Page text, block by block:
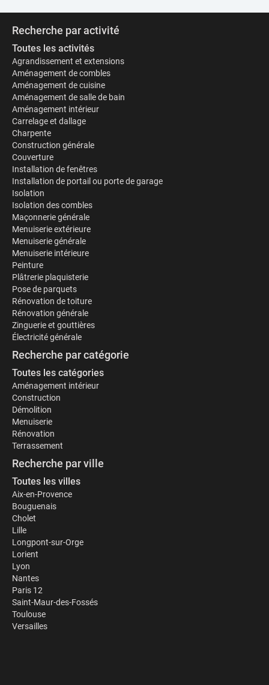
Recherche par activité
Toutes les activités
Agrandissement et extensions
Aménagement de combles
Aménagement de cuisine
Aménagement de salle de bain
Aménagement intérieur
Carrelage et dallage
Charpente
Construction générale
Couverture
Installation de fenêtres
Installation de portail ou porte de garage
Isolation
Isolation des combles
Maçonnerie générale
Menuiserie extérieure
Menuiserie générale
Menuiserie intérieure
Peinture
Plâtrerie plaquisterie
Pose de parquets
Rénovation de toiture
Rénovation générale
Zinguerie et gouttières
Électricité générale
Recherche par catégorie
Toutes les catégories
Aménagement intérieur
Construction
Démolition
Menuiserie
Rénovation
Terrassement
Recherche par ville
Toutes les villes
Aix-en-Provence
Bouguenais
Cholet
Lille
Longpont-sur-Orge
Lorient
Lyon
Nantes
Paris 12
Saint-Maur-des-Fossés
Toulouse
Versailles